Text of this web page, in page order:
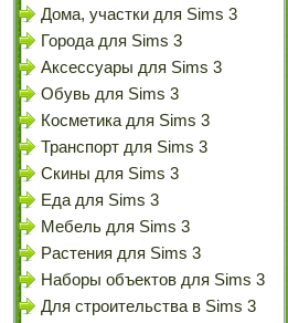
Дома, участки для Sims 3
Города для Sims 3
Аксессуары для Sims 3
Обувь для Sims 3
Косметика для Sims 3
Транспорт для Sims 3
Скины для Sims 3
Еда для Sims 3
Мебель для Sims 3
Растения для Sims 3
Наборы объектов для Sims 3
Для строительства в Sims 3